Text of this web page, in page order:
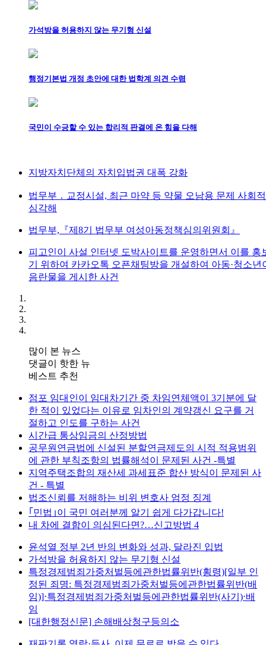
가석방을 허용하지 않는 무기형 신설
행정기본법 개정 초안에 대한 법학계 의견 수렴
국민이 수긍할 수 있는 합리적 판결에 온 힘을 다해
지방자치단체의 자치입법권 대폭 강화
법무부 ․ 교정시설, 최근 마약 등 약물 오남용 문제 사회
심각해
법무부,『제8기 법무부 여성아동정책심의위원회』
피고인이 사설 인터넷 도박사이트를 운영하면서 이를 홍
기 위하여 카카오톡 오픈채팅방을 개설하여 아동·청소년
음란물을 게시한 사건
많이 본 뉴스
댓글이 핫한 뉴
베스트 추천
점포 임대인이 임대차기간 중 차임연체액이 3기분에 달
한 적이 있었다는 이유로 임차인의 계약갱신 요구를 거
절하고 인도를 구하는 사건
시간급 통상임금의 산정방법
공무원연금법에 신설된 분할연금제도의 시적 적용범위
에 관한 부칙조항의 법률해석이 문제된 사건 -특별
지역주택조합의 재산세 과세표준 합산 방식이 문제된 사
건 - 특별
법조신뢰를 저해하는 비위 변호사 엄정 징계
｢민법｣이 국민 여러분께 알기 쉽게 다가갑니다!
내 차에 결함이 의심된다면?…신고방법 4
윤석열 정부 2년 반의 변화와 성과, 달라진 입법
가석방을 허용하지 않는 무기형 신설
특정경제범죄가중처벌등에관한법률위반(횡령)[일부 인
정된 죄명: 특정경제범죄가중처벌등에관한법률위반(배
임)]⋅특정경제범죄가중처벌등에관한법률위반(사기)⋅배
임
[대한행정신문] 손해배상청구등의소